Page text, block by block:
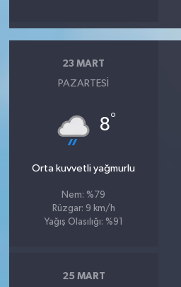
23 MART
PAZARTESI
8°
Orta kuvvetli yağmurlu
Nem: %79
Rüzgar: 9 km/h
Yağış Olasılığı: %91
25 MART